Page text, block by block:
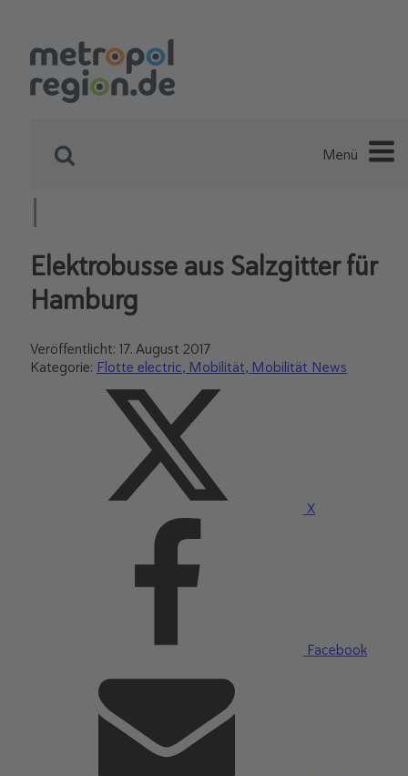
Menü
Elektrobusse aus Salzgitter für
Hamburg
Veröffentlicht: 17. August 2017
Kategorie: Flotte electric Mobilität Mobilität News
X
Facebook